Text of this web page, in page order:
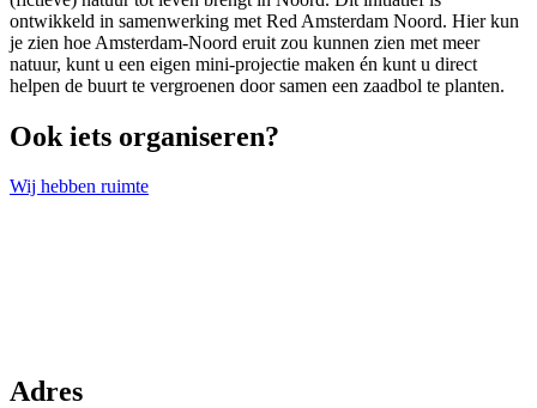
ontwikkeld in samenwerking met Red Amsterdam Noord. Hier kun
je zien hoe Amsterdam-Noord eruit zou kunnen zien met meer
natuur, kunt u een eigen mini-projectie maken én kunt u direct
helpen de buurt te vergroenen door samen een zaadbol te planten.
Ook iets organiseren?
Wij hebben ruimte
Adres